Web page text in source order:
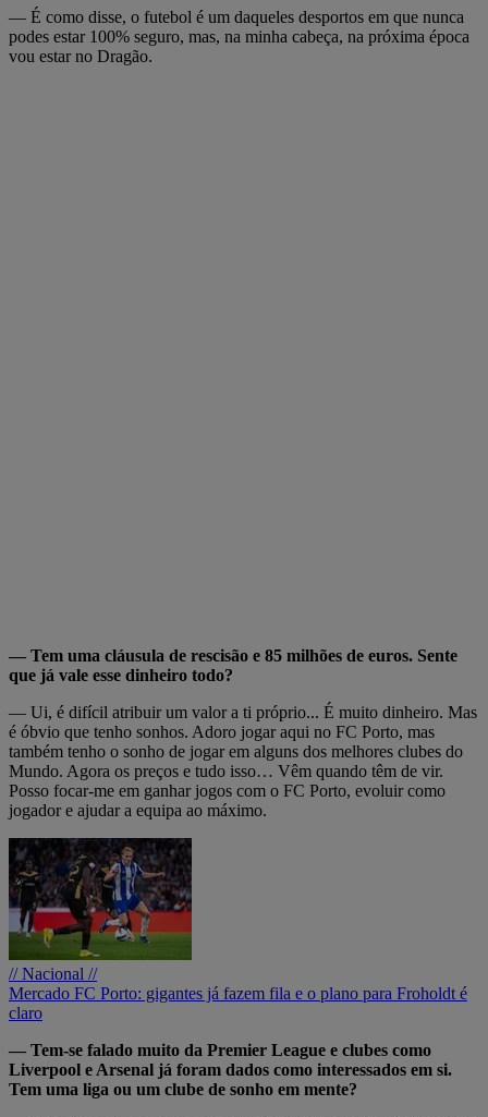
— É como disse, o futebol é um daqueles desportos em que nunca
podes estar 100% seguro, mas, na minha cabeça, na próxima época
vou estar no Dragão.
— Tem uma cláusula de rescisão e 85 milhões de euros. Sente
que já vale esse dinheiro todo?
— Ui, é difícil atribuir um valor a ti próprio... É muito dinheiro. Mas
é óbvio que tenho sonhos. Adoro jogar aqui no FC Porto, mas
também tenho o sonho de jogar em alguns dos melhores clubes do
Mundo. Agora os preços e tudo isso… Vêm quando têm de vir.
Posso focar-me em ganhar jogos com o FC Porto, evoluir como
jogador e ajudar a equipa ao máximo.
// Nacional //
Mercado FC Porto: gigantes já fazem fila e o plano para Froholdt é
claro
— Tem-se falado muito da Premier League e clubes como
Liverpool e Arsenal já foram dados como interessados em si.
Tem uma liga ou um clube de sonho em mente?